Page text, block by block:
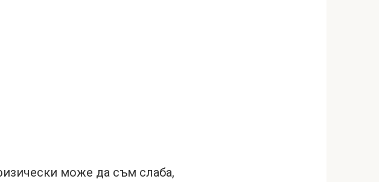
може да съм слаба,